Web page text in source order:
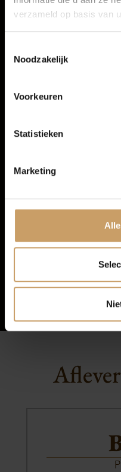
verzameld op basis van
Noodzakelijk
Voorkeuren
Statistieken
Marketing
Multimedia-
Auto onderhoud
Over